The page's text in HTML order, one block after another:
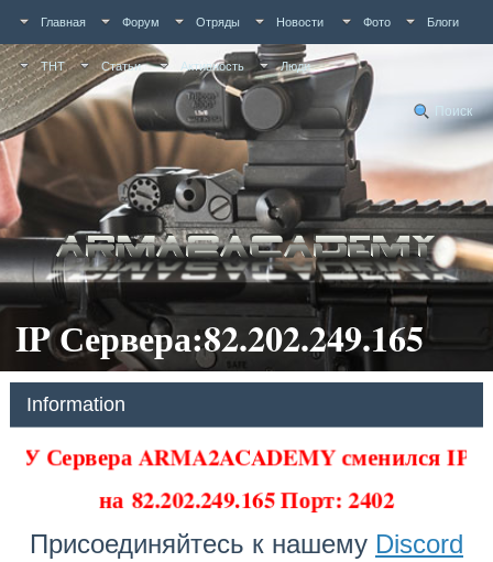
Главная Форум Отряды Новости Фото Блоги
ТНТ Статьи Активность Люди
Поиск
IP Сервера:82.202.249.165
Information
У Сервера ARMA2ACADEMY сменился IP
на 82.202.249.165 Порт: 2402
Присоединяйтесь к нашему Discord